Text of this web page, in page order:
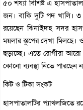
৫০ শয্যা বিশিষ্ট এ
জন। বাকি দুটি পদ খালি।
রয়েছেন ঝিনাইদহ সদর
ময়লার স্তুপের দেখা মিলছে।
ছড়াচ্ছে। এতে রোগীরা
কোনো ব্যবস্থা নিতে পারছেন
কিট ও টিকা সংকট
হাসপাতালটির প্যাথলজিতে